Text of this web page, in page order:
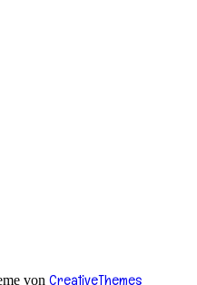
von CreativeThemes